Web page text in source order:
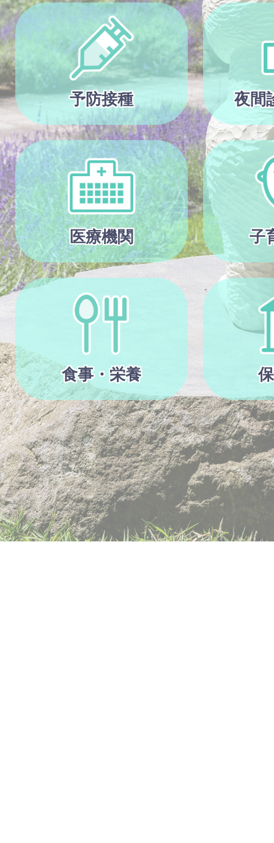
予防接種 夜間
医療機関 子
食事・栄養